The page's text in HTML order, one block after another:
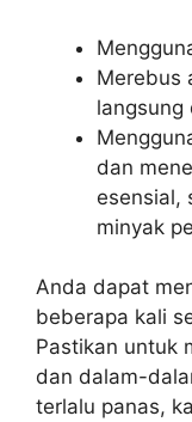
Merebus
langsung
dan
esensial,
minyak
Anda dapat
beberapa kali
Pastikan untuk
dan dalam-
terlalu panas,